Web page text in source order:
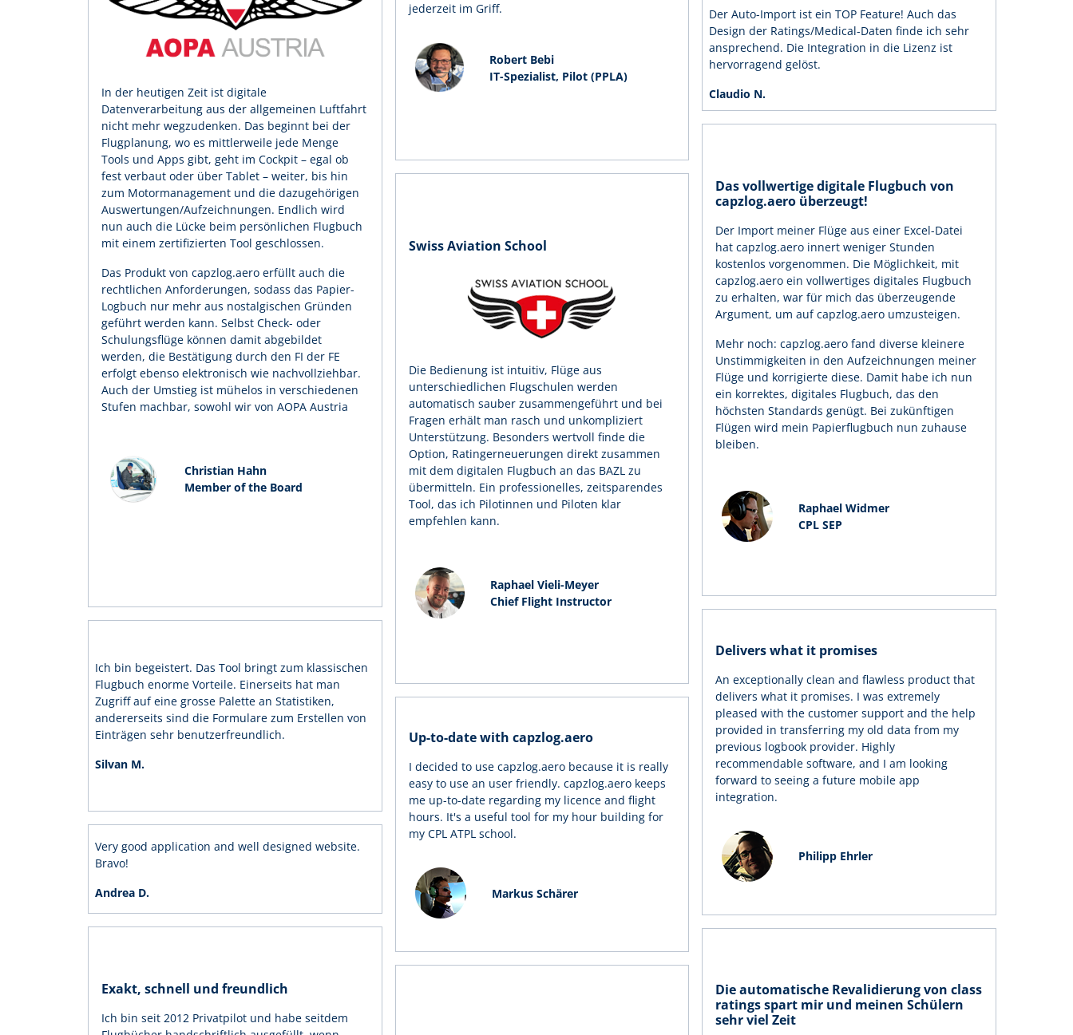
In der heutigen Zeit ist digitale
Datenverarbeitung aus der allgemeinen Luftfahrt
nicht mehr wegzudenken. Das beginnt bei der
Flugplanung, wo es mittlerweile jede Menge
Tools und Apps gibt, geht im Cockpit – egal ob
fest verbaut oder über Tablet – weiter, bis hin
zum Motormanagement und die dazugehörigen
Auswertungen/Aufzeichnungen. Endlich wird
nun auch die Lücke beim persönlichen Flugbuch
mit einem zertifizierten Tool geschlossen.
Das Produkt von capzlog.aero erfüllt auch die
rechtlichen Anforderungen, sodass das Papier-
Logbuch nur mehr aus nostalgischen Gründen
geführt werden kann. Selbst Check- oder
Schulungsflüge können damit abgebildet
werden, die Bestätigung durch den FI der FE
erfolgt ebenso elektronisch wie nachvollziehbar.
Auch der Umstieg ist mühelos in verschiedenen
Stufen machbar, sowohl wir von AOPA Austria
Christian Hahn
Member of the Board
Ich bin begeistert. Das Tool bringt zum klassischen
Flugbuch enorme Vorteile. Einerseits hat man
Zugriff auf eine grosse Palette an Statistiken,
andererseits sind die Formulare zum Erstellen von
Einträgen sehr benutzerfreundlich.
Silvan M.
Very good application and well designed website.
Bravo!
Andrea D.
Exakt, schnell und freundlich
Ich bin seit 2012 Privatpilot und habe seitdem
jederzeit im Griff.
Robert Bebi
IT-Spezialist, Pilot (PPLA)
Swiss Aviation School
Die Bedienung ist intuitiv, Flüge aus
unterschiedlichen Flugschulen werden
automatisch sauber zusammengeführt und bei
Fragen erhält man rasch und unkompliziert
Unterstützung. Besonders wertvoll finde die
Option, Ratingerneuerungen direkt zusammen
mit dem digitalen Flugbuch an das BAZL zu
übermitteln. Ein professionelles, zeitsparendes
Tool, das ich Pilotinnen und Piloten klar
empfehlen kann.
Raphael Vieli-Meyer
Chief Flight Instructor
Up-to-date with capzlog.aero
I decided to use capzlog.aero because it is really
easy to use an user friendly. capzlog.aero keeps
me up-to-date regarding my licence and flight
hours. It's a useful tool for my hour building for
my CPL ATPL school.
Markus Schärer
Der Auto-Import ist ein TOP Feature! Auch das
Design der Ratings/Medical-Daten finde ich sehr
ansprechend. Die Integration in die Lizenz ist
hervorragend gelöst.
Claudio N.
Das vollwertige digitale Flugbuch von
capzlog.aero überzeugt!
Der Import meiner Flüge aus einer Excel-Datei
hat capzlog.aero innert weniger Stunden
kostenlos vorgenommen. Die Möglichkeit, mit
capzlog.aero ein vollwertiges digitales Flugbuch
zu erhalten, war für mich das überzeugende
Argument, um auf capzlog.aero umzusteigen.
Mehr noch: capzlog.aero fand diverse kleinere
Unstimmigkeiten in den Aufzeichnungen meiner
Flüge und korrigierte diese. Damit habe ich nun
ein korrektes, digitales Flugbuch, das den
höchsten Standards genügt. Bei zukünftigen
Flügen wird mein Papierflugbuch nun zuhause
bleiben.
Raphael Widmer
CPL SEP
Delivers what it promises
An exceptionally clean and flawless product that
delivers what it promises. I was extremely
pleased with the customer support and the help
provided in transferring my old data from my
previous logbook provider. Highly
recommendable software, and I am looking
forward to seeing a future mobile app
integration.
Philipp Ehrler
Die automatische Revalidierung von class
ratings spart mir und meinen Schülern
sehr viel Zeit